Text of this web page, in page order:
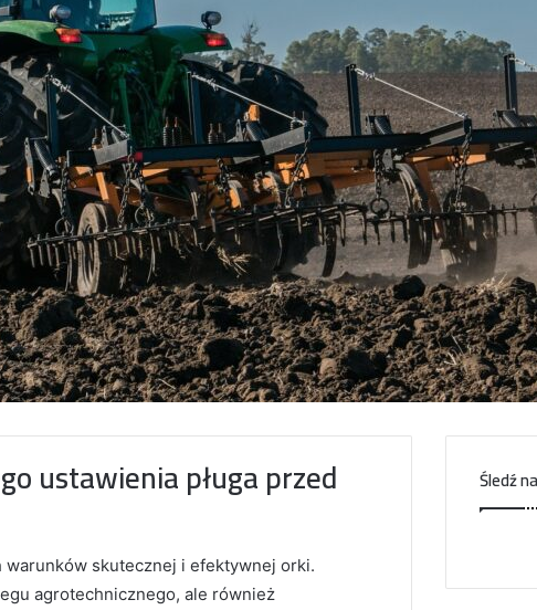
ustawienia pługa przed
warunków skutecznej i efektywnej orki.
agrotechnicznego, ale również
Śledź